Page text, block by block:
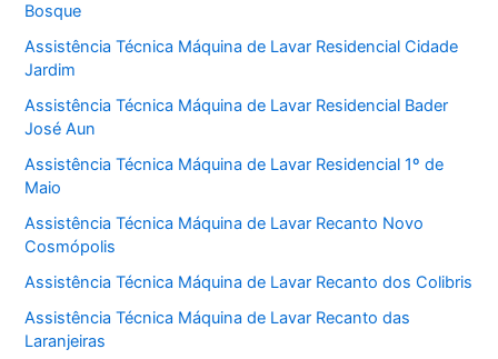
Bosque
Assistência Técnica Máquina de Lavar Residencial Cidade
Jardim
Assistência Técnica Máquina de Lavar Residencial Bader
José Aun
Assistência Técnica Máquina de Lavar Residencial 1º de
Maio
Assistência Técnica Máquina de Lavar Recanto Novo
Cosmópolis
Assistência Técnica Máquina de Lavar Recanto dos Colibris
Assistência Técnica Máquina de Lavar Recanto das
Laranjeiras